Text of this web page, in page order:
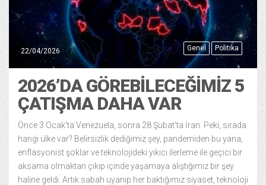
Genel Politika
22/04/2026
2026’DA GÖREBILECEĞIMIZ 5
ÇATIŞMA DAHA VAR
Önce 3 Ocak’ta Venezuela, sonra 28 Şubat’ta İran. Peki, sırada
hangi ülke var? Belirsizlik dediğimiz şey, pandemiden bu yana,
enflasyonist şoklar ve teknolojideki yıkıcı ilerleme ile geçici bir
aksama olmaktan çıkıp içinde yaşamaya alıştığımız bir şey
haline geldi. Artık sabah uyanıp her baktığımız siyaset, teknoloji